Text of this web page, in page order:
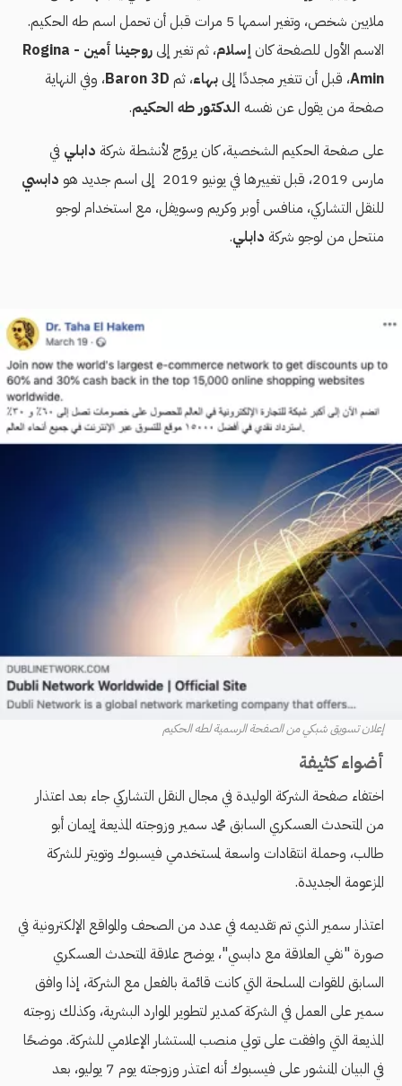
ملايين شخص، وتغير اسمها 5 مرات قبل أن تحمل اسم طه الحكيم.
الاسم الأول للصفحة كانإسلام، ثم تغير إلى
روجينا أمين - Rogina
Amin‎، قبل أن تتغير مجددًا إلىبهاء، ثم Baron 3D، وفي النهاية
صفحة من يقول عن نفسه الدكتور طه الحكيم.
على صفحة الحكيم الشخصية، كان يروّج لأنشطة شركة دابلي في
مارس 2019، قبل تغييرها في يونيو 2019 إلى اسم جديد هو
دابسي
للنقل التشاركي، منافس أوبر وكريم وسويفل، مع استخدام لوجو
منتحل من لوجو شركة دابلي.
إعلان تسويق شبكي من الصفحة الرسمية لطه الحكيم
أضواء كثيفة
اختفاء صفحة الشركة الوليدة في مجال النقل التشاركي جاء بعد اعتذار
من المتحدث العسكري السابق محمد سمير وزوجته المذيعة إيمان أبو
طالب، وحملة انتقادات واسعة لمستخدمي فيسبوك وتويتر للشركة
المزعومة الجديدة.
اعتذار سمير الذي تم تقديمه في عدد من الصحف والمواقع الإلكترونية في
صورة "نفي العلاقة مع دابسي"، يوضح علاقة المتحدث العسكري
السابق للقوات المسلحة التي كانت قائمة بالفعل مع الشركة، إذا وافق
سمير على العمل في الشركة كمدير لتطوير الموارد البشرية، وكذلك زوجته
المذيعة التي وافقت على تولي منصب المستشار الإعلامي للشركة. موضحًا
في البيان المنشور على فيسبوك أنه اعتذر وزوجته يوم 7 يوليو، بعد